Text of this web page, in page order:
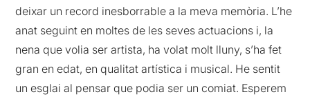
deixar un record inesborrable a la meva memòria. L’he
anat seguint en moltes de les seves actuacions i, la
nena que volia ser artista, ha volat molt lluny, s’ha fet
gran en edat, en qualitat artística i musical. He sentit
un esglai al pensar que podia ser un comiat. Esperem